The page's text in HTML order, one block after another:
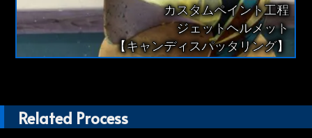
カスタムペイント工程
ジェットヘルメット
【キャンディスパッタリング】
Related Process